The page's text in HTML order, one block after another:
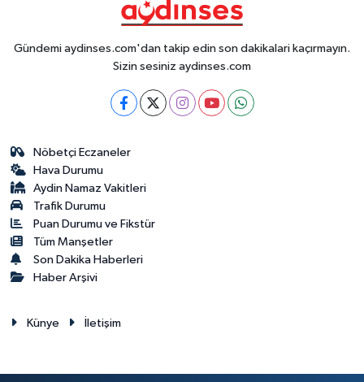
Gündemi aydinses.com'dan takip edin son dakikalari kaçırmayın.
Sizin sesiniz aydinses.com
Nöbetçi Eczaneler
Hava Durumu
Aydin Namaz Vakitleri
Trafik Durumu
Puan Durumu ve Fikstür
Tüm Manşetler
Son Dakika Haberleri
Haber Arşivi
Künye İletişim